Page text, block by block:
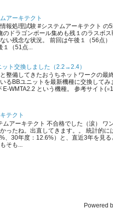
アーキテクト
報処理試験 #システムアーキテクト の
のドラゴンボール集めも残１のラスボ
い残念な状況。 前回は午後１（56点
１（51点...
ト交換しました（2.2→2.4）
整備してきたおうちネットワークの最
るBBユニットを最新機種に交換して
E-WMTA2.2 という機種。 参考サイト
テクト
ムアーキテクト 不合格でした（涙） ワ
ったね。出直してきます。。 統計的に
、30年度：12.6%）と、直近3年を見
そも...
Powered